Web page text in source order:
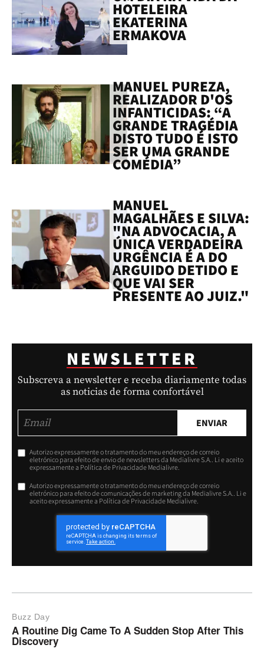
HOTELEIRA
EKATERINA
ERMAKOVA
MANUEL PUREZA,
REALIZADOR D'OS
INFANTICIDAS: “A
GRANDE TRAGÉDIA
DISTO TUDO É ISTO
SER UMA GRANDE
COMÉDIA”
MANUEL
MAGALHÃES E SILVA:
"NA ADVOCACIA, A
ÚNICA VERDADEIRA
URGÊNCIA É A DO
ARGUIDO DETIDO E
QUE VAI SER
PRESENTE AO JUIZ."
NEWSLETTER
Subscreva a newsletter e receba diariamente todas
as noticias de forma confortável
ENVIAR
Autorizo expressamente o tratamento do meu endereço de correio
eletrónico para efeito de envio de newsletters da Medialivre S.A.. Li e aceito
expressamente a Política de Privacidade Medialivre.
Autorizo expressamente o tratamento do meu endereço de correio
eletrónico para efeito de comunicações de marketing da Medialivre S.A.. Li e
aceito expressamente a Política de Privacidade Medialivre.